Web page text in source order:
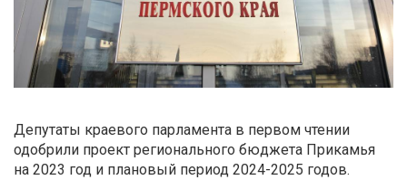
Депутаты краевого парламента в первом чтении
одобрили проект регионального бюджета Прикамья
на 2023 год и плановый период 2024-2025 годов.